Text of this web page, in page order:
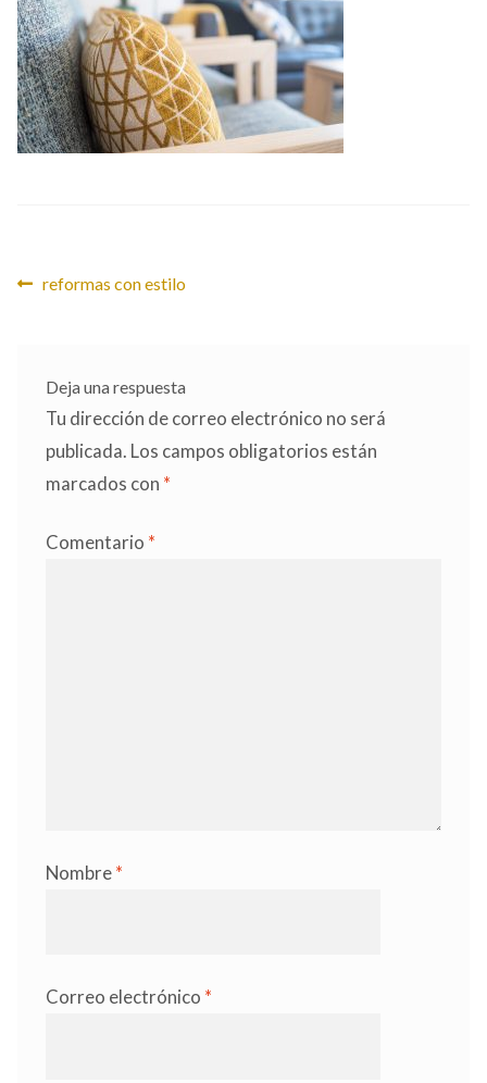
CONTACTO
Navegación
Anterior:
reformas con estilo
Deja una respuesta
Tu dirección de correo electrónico no será
publicada. Los campos obligatorios están
marcados con *
Comentario *
Nombre*
Correo electrónico *